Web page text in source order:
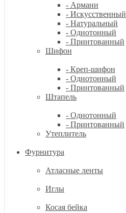
- Армани
- Искусственный
- Натуральный
- Однотонный
- Принтованный
Шифон
- Креп-шифон
- Однотонный
- Принтованный
Штапель
- Однотонный
- Принтованный
Утеплитель
Фурнитура
Атласные ленты
Иглы
Косая бейка